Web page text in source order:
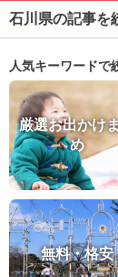
石川県の記事を
人気キーワードで
厳選お出かけ
め
無料・格安